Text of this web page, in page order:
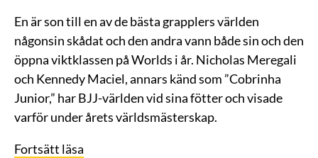
En är son till en av de bästa grapplers världen
någonsin skådat och den andra vann både sin och den
öppna viktklassen på Worlds i år. Nicholas Meregali
och Kennedy Maciel, annars känd som ”Cobrinha
Junior,” har BJJ-världen vid sina fötter och visade
varför under årets världsmästerskap.
Fortsätt läsa